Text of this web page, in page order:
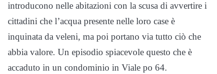
introducono nelle abitazioni con la scusa di avvertire i
cittadini che l’acqua presente nelle loro case è
inquinata da veleni, ma poi portano via tutto ciò che
abbia valore. Un episodio spiacevole questo che è
accaduto in un condominio in Viale po 64.